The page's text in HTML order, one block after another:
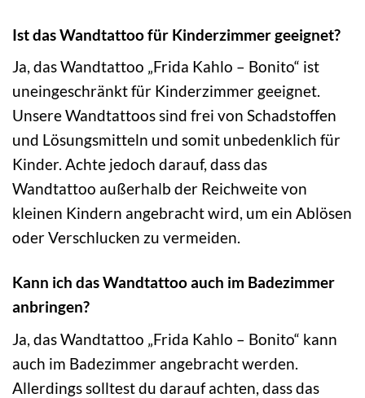
Ist das Wandtattoo für Kinderzimmer geeignet?
Ja, das Wandtattoo „Frida Kahlo – Bonito“ ist
uneingeschränkt für Kinderzimmer geeignet.
Unsere Wandtattoos sind frei von Schadstoffen
und Lösungsmitteln und somit unbedenklich für
Kinder. Achte jedoch darauf, dass das
Wandtattoo außerhalb der Reichweite von
kleinen Kindern angebracht wird, um ein Ablösen
oder Verschlucken zu vermeiden.
Kann ich das Wandtattoo auch im Badezimmer
anbringen?
Ja, das Wandtattoo „Frida Kahlo – Bonito“ kann
auch im Badezimmer angebracht werden.
Allerdings solltest du darauf achten, dass das